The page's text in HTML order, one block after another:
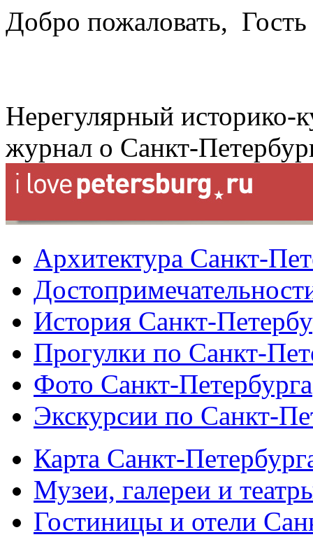
Добро пожаловать, Гость
Нерегулярный историко-
журнал о Санкт-
Архитектура Санкт-
История Санкт-
Прогулки по Санкт-
Фото Санкт-Петербурга
Экскурсии по Санкт-
Карта Санкт-
Музеи, галереи и
Гостиницы и отели